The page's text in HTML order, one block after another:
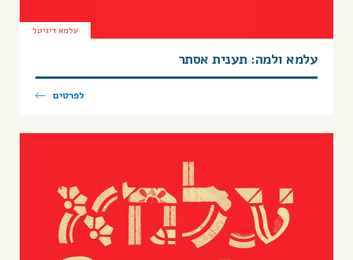
עלמא דיגיטל
עלמא ולמה: תענית אסתר
לפרטים